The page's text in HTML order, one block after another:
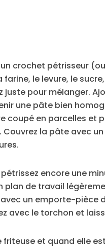
crochet pétrisseur
le levure, le
juste pour mélanger.
une pâte bien
coupé en parcelles et
la pâte avec
encore une
plan de travail
un emporte-pièce
avec le torchon et
friteuse et quand elle